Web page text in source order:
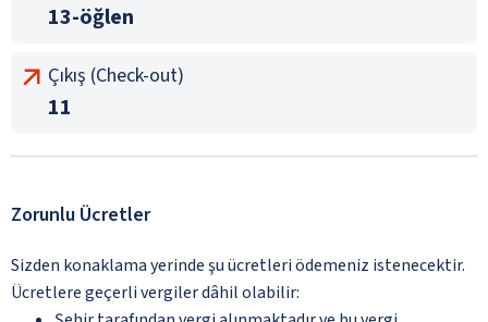
13-öğlen
Çıkış (Check-out)
11
Zorunlu Ücretler
Sizden konaklama yerinde şu ücretleri ödemeniz istenecektir.
Ücretlere geçerli vergiler dâhil olabilir: